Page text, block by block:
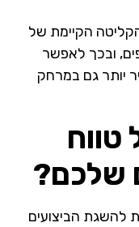
הקיימת של
ובכך לאפשר
יותר גם במרחק
טווח
שלכם?
להשגת הביצועים